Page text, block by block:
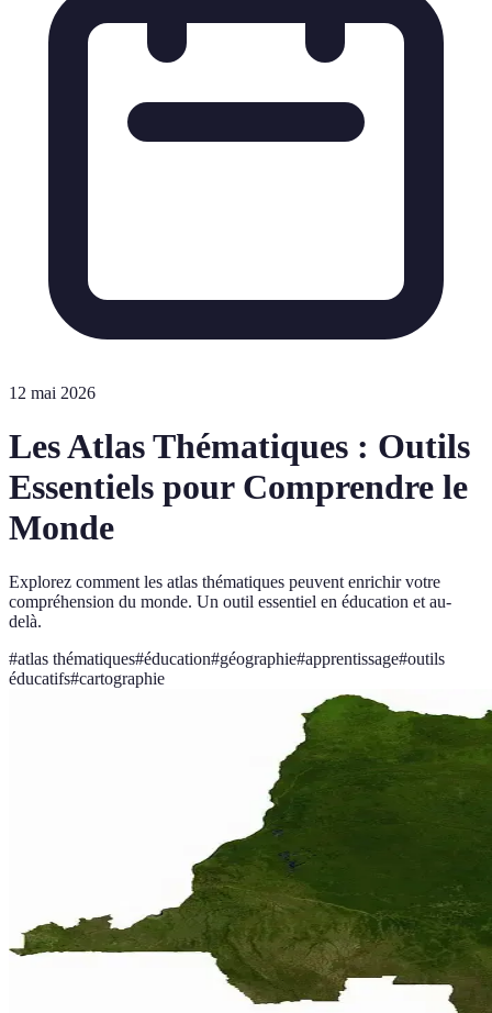
12 mai 2026
Les Atlas Thématiques : Outils
Essentiels pour Comprendre le
Monde
Explorez comment les atlas thématiques peuvent enrichir votre
compréhension du monde. Un outil essentiel en éducation et au-
delà.
#atlas thématiques#éducation#géographie#apprentissage#outils
éducatifs#cartographie